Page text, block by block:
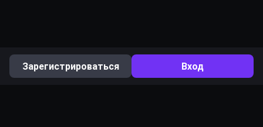
Зарегистрироваться Вход